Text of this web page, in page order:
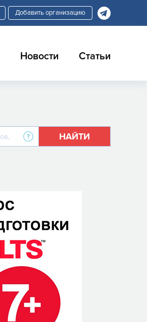
Добавить организацию
Новости Статьи
НАЙТИ